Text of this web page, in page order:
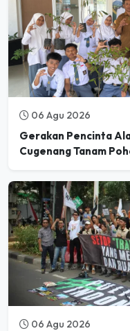
06 Agu 2026
Gerakan Pencinta
Cugenang Tanam
06 Agu 2026